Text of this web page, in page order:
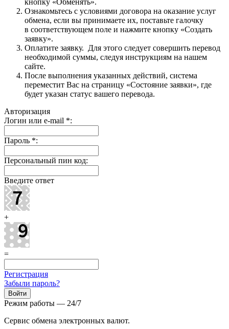
Ознакомьтесь с условиями договора на оказание услуг
обмена, если вы принимаете их, поставьте галочку
в соответствующем поле и нажмите кнопку «Создать
заявку».
Оплатите заявку. Для этого следует совершить перевод
необходимой суммы, следуя инструкциям на нашем
сайте.
После выполнения указанных действий, система
переместит Вас на страницу «Состояние заявки», где
будет указан статус вашего перевода.
Авторизация
Логин или e-mail *:
Пароль *:
Персональный пин код:
Введите ответ
+
=
Регистрация
Забыли пароль?
Режим работы — 24/7
Сервис обмена электронных валют.